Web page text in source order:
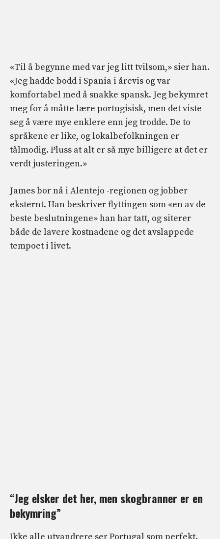
«Til å begynne med var jeg litt tvilsom,» sier han.
«Jeg hadde bodd i Spania i årevis og var
komfortabel med å snakke spansk. Jeg bekymret
meg for å måtte lære portugisisk, men det viste
seg å være mye enklere enn jeg trodde. De to
språkene er like, og lokalbefolkningen er
tålmodig. Pluss at alt er så mye billigere at det er
verdt justeringen.»
James bor nå i Alentejo -regionen og jobber
eksternt. Han beskriver flyttingen som «en av de
beste beslutningene» han har tatt, og siterer
både de lavere kostnadene og det avslappede
tempoet i livet.
“Jeg elsker det her, men skogbranner er en
bekymring”